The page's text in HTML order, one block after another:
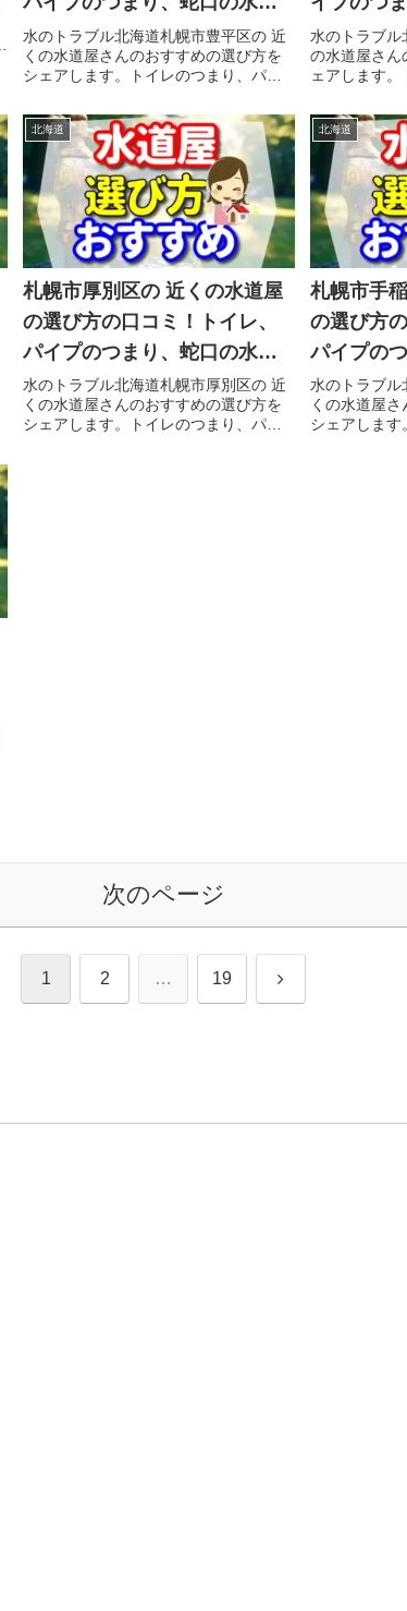
れ工事や修理の前にチェック
することをシェアします。
水のトラブル北海道札幌市豊平区の 近
くの水道屋さんのおすすめの選び方を
シェアします。トイレのつまり、パイ
ヒビ割れて、そのヒビ割れ部分から水
漏れの水のトラブルで、焦ってポスト
に入っている 近くの水道屋さんに慌...
工事や修
ることを
水のトラブル
の水道屋さん
ェアします。
ビ割れて、そ
れの水のト
入っている
北海道
札幌市厚別区の 近くの水道屋
の選び方の口コミ！トイレ、
パイプのつまり、蛇口の水漏
れ工事や修理の前にチェック
することをシェアします。
水のトラブル北海道札幌市厚別区の 近
くの水道屋さんのおすすめの選び方を
シェアします。トイレのつまり、パイ
北海道
札幌市手
の選び方
パイプの
れ工事や
すること
水のトラブル
くの水道屋
シェアします
次のページ
1 2 … 19 次